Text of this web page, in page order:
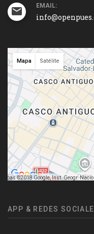
EMAIL:
©2018 Google, Inst. Geogr.Datos
Mapa Satélite
APP & REDES